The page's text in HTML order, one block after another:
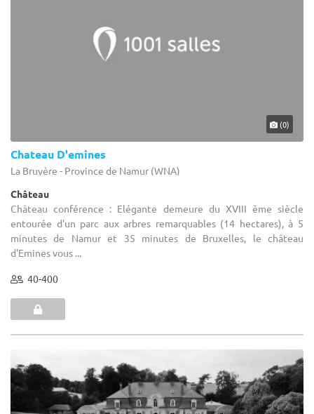
(0)
Chateau D'emines
La Bruyère - Province de Namur (WNA)
Château
Château conférence : Elégante demeure du XVIII ème siècle
entourée d'un parc aux arbres remarquables (14 hectares), à 5
minutes de Namur et 35 minutes de Bruxelles, le château
d'Emines vous ...
40-400